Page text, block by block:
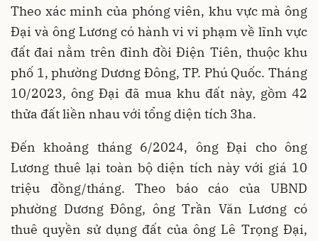
Theo xác minh của phóng viên, khu vực mà ông
Đại và ông Lương có hành vi vi phạm về lĩnh vực
đất đai nằm trên đỉnh đồi Điện Tiên, thuộc khu
phố 1, phường Dương Đông, TP. Phú Quốc. Tháng
10/2023, ông Đại đã mua khu đất này, gồm 42
thửa đất liền nhau với tổng diện tích 3ha.
Đến khoảng tháng 6/2024, ông Đại cho ông
Lương thuê lại toàn bộ diện tích này với giá 10
triệu đồng/tháng. Theo báo cáo của UBND
phường Dương Đông, ông Trần Văn Lương có
thuê quyền sử dụng đất của ông Lê Trọng Đại,